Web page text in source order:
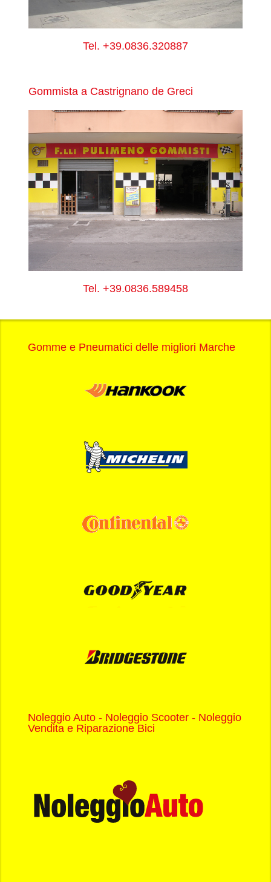
Tel. +39.0836.320887
Gommista a Castrignano de Greci
Tel. +39.0836.589458
Gomme e Pneumatici delle migliori Marche
Noleggio Auto - Noleggio Scooter - Noleggio
Vendita e Riparazione Bici